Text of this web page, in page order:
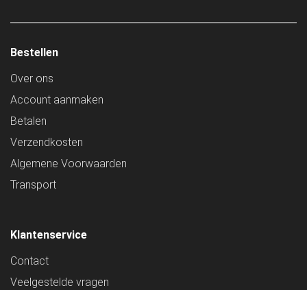
Bestellen
Over ons
Account aanmaken
Betalen
Verzendkosten
Algemene Voorwaarden
Transport
Klantenservice
Contact
Veelgestelde vragen